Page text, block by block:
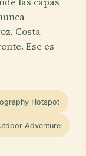
Costa
Ese es
Hotspot
Adventure